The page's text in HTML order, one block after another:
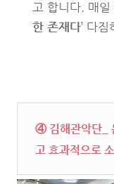
고 합니다. 매일
한 존재다’ 다
④ 김해관악단_
고 효과적으로